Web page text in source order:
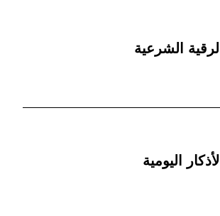
الرقية الشرعية
الأذكار اليومية